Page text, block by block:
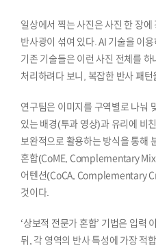
일상에서 찍는 사진은 사진 한 장에
반사광이 섞여 있다. AI 기술을 이
기존 기술들은 이런 사진 전체를
처리하려다 보니, 복잡한 반사 패턴
연구팀은 이미지를 구역별로 나눠
있는 배경(투과 영상)과 유리에 비
보완적으로 활용하는 방식을 통해
혼합(CoME, Complementary
어텐션(CoCA, Complementary
것이다.
‘상보적 전문가 혼합’ 기법은 입력
뒤, 각 영역의 반사 특성에 가장 적